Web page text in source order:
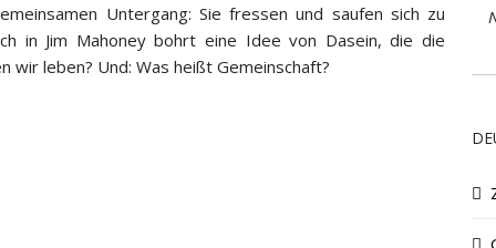
Untergang: Sie fressen und saufen sich zu
in Jim Mahoney bohrt eine Idee von Dasein, die die
leben? Und: Was heißt Gemeinschaft?